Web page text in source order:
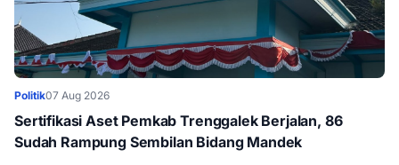
Politik07 Aug 2026
Sertifikasi Aset Pemkab Trenggalek Berjalan, 86
Sudah Rampung Sembilan Bidang Mandek